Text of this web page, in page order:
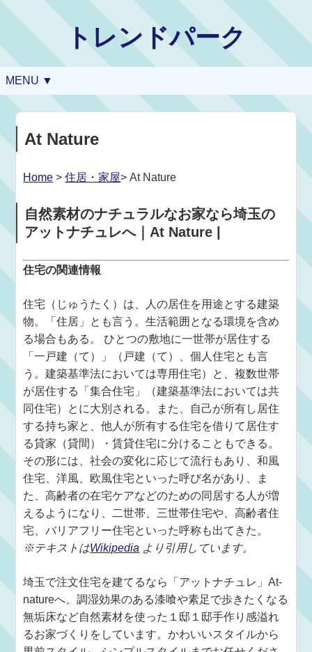
トレンドパーク
MENU ▼
At Nature
Home >住居・家屋> At Nature
自然素材のナチュラルなお家なら埼玉の
アットナチュレへ｜At Nature |
住宅の関連情報
住宅（じゅうたく）は、人の居住を用途とする建築
物。「住居」とも言う。生活範囲となる環境を含め
る場合もある。 ひとつの敷地に一世帯が居住する
「一戸建（て）」（戸建（て）、個人住宅とも言
う。建築基準法においては専用住宅）と、複数世帯
が居住する「集合住宅」（建築基準法においては共
同住宅）とに大別される。また、自己が所有し居住
する持ち家と、他人が所有する住宅を借りて居住す
る貸家（貸間）・賃貸住宅に分けることもできる。
その形には、社会の変化に応じて流行もあり、和風
住宅、洋風、欧風住宅といった呼び名があり、ま
た、高齢者の在宅ケアなどのための同居する人が増
えるようになり、二世帯、三世帯住宅や、高齢者住
宅、バリアフリー住宅といった呼称も出てきた。
※テキストはWikipedia より引用しています。
埼玉で注文住宅を建てるなら「アットナチュレ」At-
natureへ。調湿効果のある漆喰や素足で歩きたくなる
無垢床など自然素材を使った１邸１邸手作り感溢れ
るお家づくりをしています。かわいいスタイルから